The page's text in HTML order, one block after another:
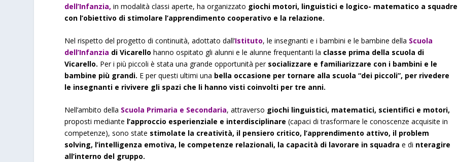
dell’Infanzia, in modalità classi aperte, ha organizzato giochi motori, linguistici e logico- matematico a squadre
con l’obiettivo di stimolare l’apprendimento cooperativo e la relazione.
Nel rispetto del progetto di continuità, adottato dall’Istituto, le insegnanti e i bambini e le bambine della Scuola
dell’Infanzia di Vicarello hanno ospitato gli alunni e le alunne frequentanti la classe prima della scuola di
Vicarello. Per i più piccoli è stata una grande opportunità per socializzare e familiarizzare con i bambini e le
bambine più grandi. E per questi ultimi una bella occasione per tornare alla scuola “dei piccoli”, per rivedere
le insegnanti e rivivere gli spazi che li hanno visti coinvolti per tre anni.
Nell’ambito della Scuola Primaria e Secondaria, attraverso giochi linguistici, matematici, scientifici e motori,
proposti mediante l’approccio esperienziale e interdisciplinare (capaci di trasformare le conoscenze acquisite in
competenze), sono state stimolate la creatività, il pensiero critico, l’apprendimento attivo, il problem
solving, l’intelligenza emotiva, le competenze relazionali, la capacità di lavorare in squadra e di nteragire
all’interno del gruppo.